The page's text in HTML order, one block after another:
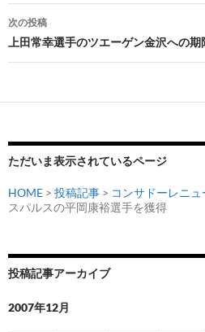
ナ
ビ
ゲ
ー
ョ
ン
次の投稿
上田常幸選手のツエーゲン金沢への
ただいま表示されているページ
HOME > 投稿記事 > コンサドーレニュ
スパルスの平岡康裕選手を獲得
投稿記事アーカイブ
2007年12月